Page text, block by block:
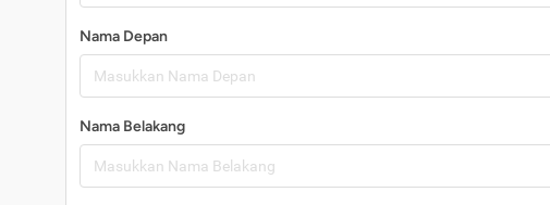
Nama Depan
Nama Belakang